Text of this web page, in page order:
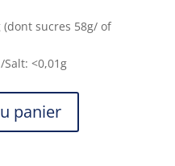
sucres 58g/ of
<0,01g
panier